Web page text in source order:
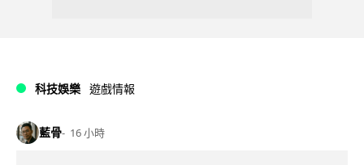
科技娛樂 遊戲情報
藍骨 16 小時